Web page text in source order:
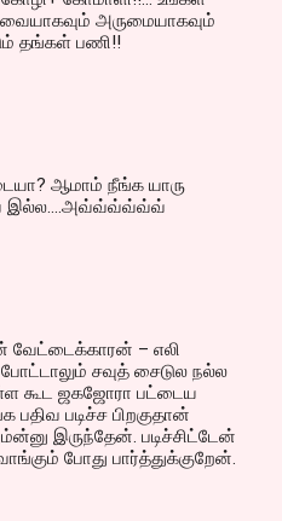
அருமையாகவும்
தங்கள் பணி!!
ஆமாம் நீங்க யாரு
இல்ல....அவ்வ்வ்வ்வ்வ்
– எலி
சவுத் சைடுல நல்ல
கூட ஜகஜோரா பட்டைய
பதிவ படிச்ச பிறகுதான்
இருந்தேன். படிச்சிட்டேன்
போது பார்த்துக்குறேன்.